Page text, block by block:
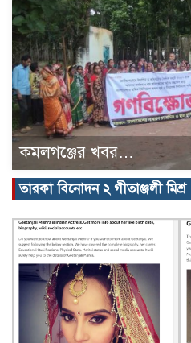
কমলগঞ্জের খবর…
তারকা বিনোদন ২ গীতাঞ্জলী মিশ্র